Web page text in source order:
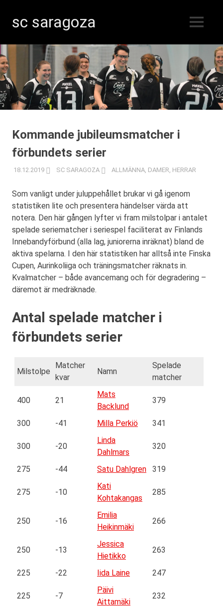
Hoppa
till
innehåll
sc saragoza
Kristinestad
1996
MENY
Kommande jubileumsmatcher i
förbundets serier
18.12.2019 SC SARAGOZA ALLMÄNNA, DAMER, HERRAR
Som vanligt under juluppehållet brukar vi gå igenom
statistiken lite och presentera händelser värda att
notera. Den här gången lyfter vi fram milstolpar i antalet
spelade seriematcher i seriespel faciliterat av Finlands
Innebandyförbund (alla lag, juniorerna inräknat) bland de
aktiva spelarna. I den här statistiken har alltså inte Finska
Cupen, Aurinkoliiga och träningsmatcher räknats in.
Kvalmatcher – både avancemang och för degradering –
däremot är medräknade.
Antal spelade matcher i
förbundets serier
Milstolpe
Matcher
kvar
Namn
Spelade
matcher
400 21
Mats
Backlund
379
300 -41 Milla Perkiö 341
300 -20
Linda
Dahlmars
320
275 -44 Satu Dahlgren 319
275 -10
Kati
Kohtakangas
285
250 -16
Emilia
Heikinmäki
266
250 -13
Jessica
Hietikko
263
225 -22 Iida Laine 247
225 -7
Päivi
Aittamäki
232